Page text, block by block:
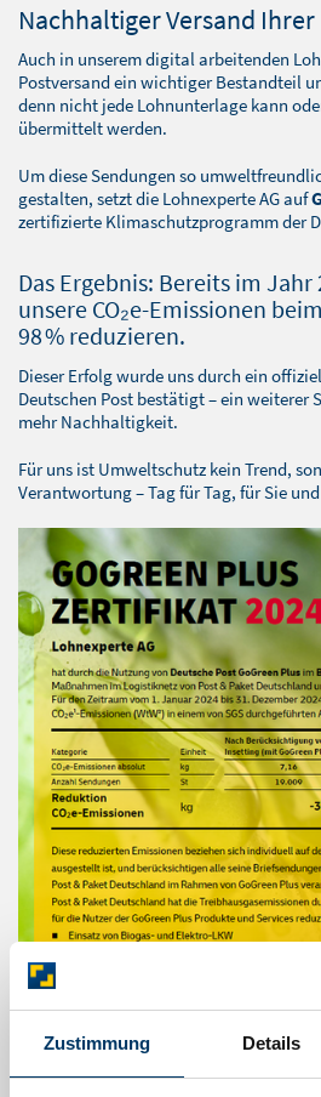
Zustimmung Details
Nachhaltiger Versand
Auch in unserem digital arbeitenden
Postversand ein wichtiger Bestandteil
denn nicht jede Lohnunterlage kann
übermittelt werden.
Um diese Sendungen so
gestalten, setzt die Lohnexperte AG auf
zertifizierte Klimaschutzprogramm der
Das Ergebnis: Bereits im
unsere CO₂e-Emissionen
98 % reduzieren.
Dieser Erfolg wurde uns durch ein
Deutschen Post bestätigt – ein weiterer
mehr Nachhaltigkeit.
Für uns ist Umweltschutz kein Trend,
Verantwortung – Tag für Tag, für Sie
SOFTWARELÖSUNGEN